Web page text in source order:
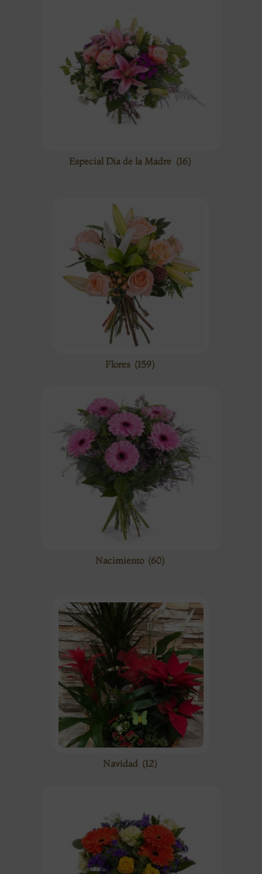
Especial Día de la Madre (16)
Flores (159)
Nacimiento (60)
Navidad (12)